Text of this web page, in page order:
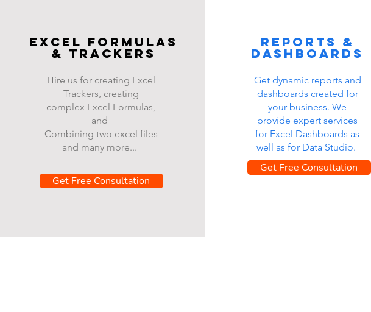
Excel FOrmulas
& Trackers
Hire us for creating Excel
Trackers, creating
complex Excel Formulas,
and
Combining two excel files
and many more...
Get Free Consultation
Reports &
dashboards
Get dynamic reports and
dashboards created for
your business. We
provide expert services
for Excel Dashboards as
well as for Data Studio.
Get Free Consultation